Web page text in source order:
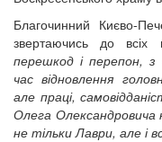
12 сентября 2015
12 сентября 2015
12 сентября 2015
Перейти до архіву
Благочинний Києво-
звертаючись до всіх
перешкод і перепон, з
час відновлення
але праці,
Олега Олександровича
не тільки Лаври, але і